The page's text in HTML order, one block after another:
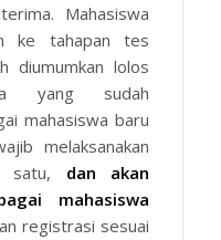
Mahasiswa
ke tahapan tes
diumumkan lolos
yang sudah
mahasiswa baru
melaksanakan
satu, dan akan
mahasiswa
registrasi sesuai